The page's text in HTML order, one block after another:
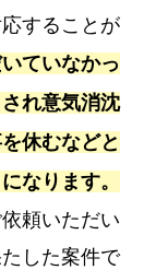
することが
ていなかっ
れ意気消沈
休むなどと
なります。
頼いただい
した案件で